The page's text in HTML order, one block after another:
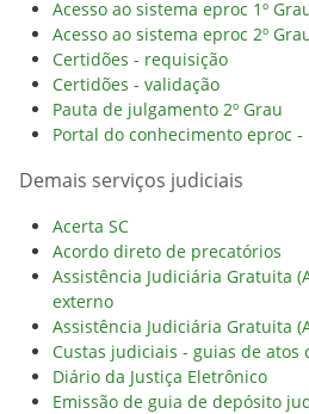
Acesso ao sistema eproc 1º
Acesso ao sistema eproc 2º
Certidões - requisição
Certidões - validação
Pauta de julgamento 2º Grau
Portal do conhecimento eproc
Demais serviços judiciais
Acerta SC
Acordo direto de precatórios
Assistência Judiciária Gratuita
externo
Assistência Judiciária Gratuita
Custas judiciais - guias de atos
Diário da Justiça Eletrônico
Emissão de guia de depósito